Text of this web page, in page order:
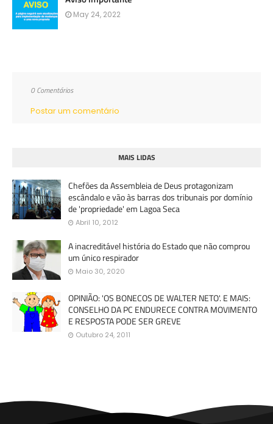
May 24, 2022
0 Comentários
Postar um comentário
MAIS LIDAS
Chefões da Assembleia de Deus protagonizam
escândalo e vão às barras dos tribunais por domínio
de 'propriedade' em Lagoa Seca
Abril 10, 2012
A inacreditável história do Estado que não comprou
um único respirador
Maio 30, 2020
OPINIÃO: 'OS BONECOS DE WALTER NETO'. E MAIS:
CONSELHO DA PC ENDURECE CONTRA MOVIMENTO
E RESPOSTA PODE SER GREVE
Outubro 24, 2011